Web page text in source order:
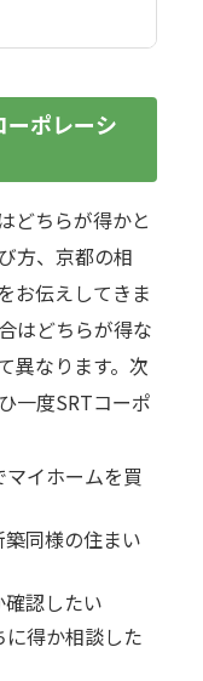
ーポレーシ
どちらが得かと
方、京都の相
お伝えしてきま
はどちらが得な
異なります。次
一度SRTコーポ
イホームを買
同様の住まい
認したい
得か相談した